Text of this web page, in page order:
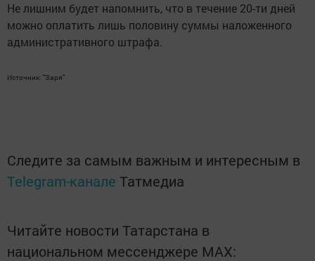
Не лишним будет напомнить, что в течение 20-ти дней
можно оплатить лишь половину суммы наложенного
административного штрафа.
Источник: "Заря"
Следите за самым важным и интересным в
Telegram-канале Татмедиа
Читайте новости Татарстана в
национальном мессенджере MАХ: